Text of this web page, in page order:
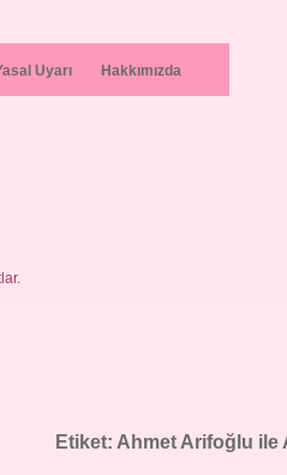
Uyarı Hakkımızda
Etiket: Ahmet Arifoğlu ile